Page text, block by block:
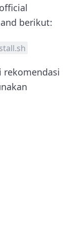
berikut:
rekomendasi